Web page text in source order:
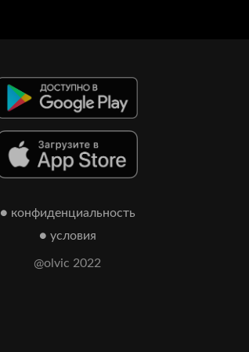
● конфиденциальность
● условия
@olvic 2022